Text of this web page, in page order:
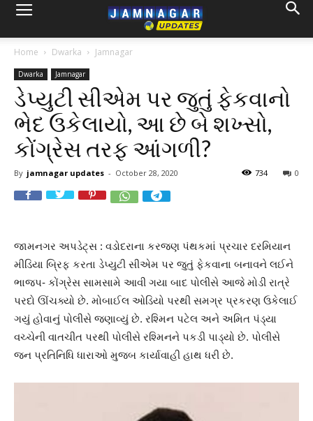
Home Dwarka Jamnagar
Dwarka Jamnagar
ડેપ્યુટી સીએમ પર જુતું ફેકવાનો
ભેદ ઉકેલાયો, આ છે બે શખ્સો,
કોંગ્રેસ તરફ આંગળી?
By jamnagar updates - October 28, 2020 0
734
જામનગર અપડેટ્સ : વડોદરાના કરજણ પંથકમાં પ્રચાર દરમિયાન
મીડિયા બ્રિફ કરતા ડેપ્યુટી સીએમ પર જુતું ફેકવાના બનાવને લઈને
ભાજપ- કોંગ્રેસ સામસામે આવી ગયા બાદ પોલીસે આજે મોડી રાત્રે
પરદો ઊંચક્યો છે. મોબાઈલ ઓડિયો પરથી સમગ્ર પ્રકરણ ઉકેલાઈ
ગયું હોવાનું પોલીસે જણાવ્યું છે. રશ્મિન પટેલ અને અમિત પંડ્યા
વચ્ચેની વાતચીત પરથી પોલીસે રશ્મિનને પકડી પાડ્યો છે. પોલીસે
જન પ્રતિનિધિ ધારાઓ મુજબ કાર્યાવાહી હાથ ધરી છે.